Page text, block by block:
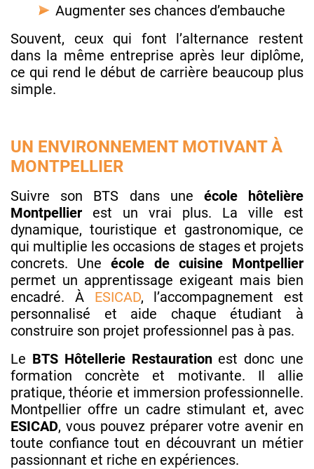
Augmenter ses chances d’embauche
Souvent, ceux qui font l’alternance restent
dans la même entreprise après leur diplôme,
ce qui rend le début de carrière beaucoup plus
simple.
UN ENVIRONNEMENT MOTIVANT À
MONTPELLIER
Suivre son BTS dans une école hôtelière
Montpellier est un vrai plus. La ville est
dynamique, touristique et gastronomique, ce
qui multiplie les occasions de stages et projets
concrets. Uneécole de cuisine Montpellier
permet un apprentissage exigeant mais bien
encadré. À ESICAD, l’accompagnement est
personnalisé et aide chaque étudiant à
construire son projet professionnel pas à pas.
Le BTS Hôtellerie Restaurationest donc une
formation concrète et motivante. Il allie
pratique, théorie et immersion professionnelle.
Montpellier offre un cadre stimulant et, avec
ESICAD, vous pouvez préparer votre avenir en
toute confiance tout en découvrant un métier
passionnant et riche en expériences.